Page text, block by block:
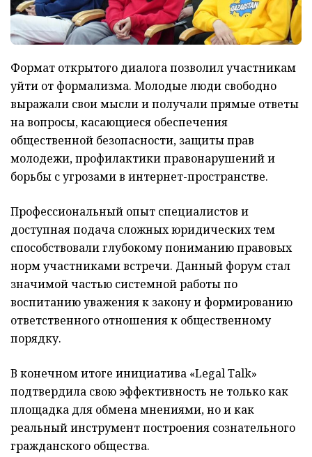
Формат открытого диалога позволил участникам
уйти от формализма. Молодые люди свободно
выражали свои мысли и получали прямые ответы
на вопросы, касающиеся обеспечения
общественной безопасности, защиты прав
молодежи, профилактики правонарушений и
борьбы с угрозами в интернет-пространстве.
Профессиональный опыт специалистов и
доступная подача сложных юридических тем
способствовали глубокому пониманию правовых
норм участниками встречи. Данный форум стал
значимой частью системной работы по
воспитанию уважения к закону и формированию
ответственного отношения к общественному
порядку.
В конечном итоге инициатива «Legal Talk»
подтвердила свою эффективность не только как
площадка для обмена мнениями, но и как
реальный инструмент построения сознательного
гражданского общества.